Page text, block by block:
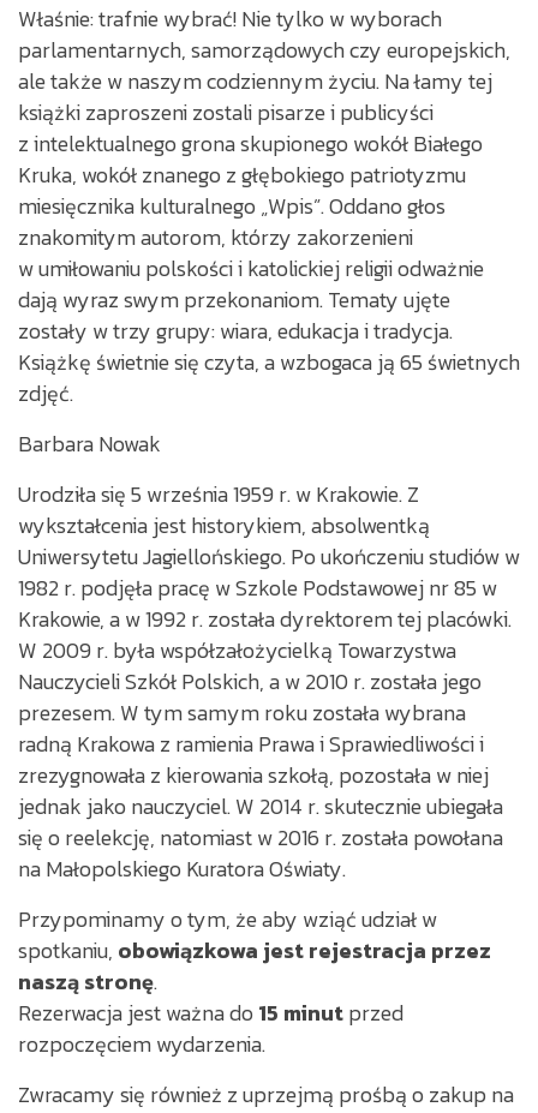
Właśnie: trafnie wybrać! Nie tylko w wyborach
parlamentarnych, samorządowych czy europejskich,
ale także w naszym codziennym życiu. Na łamy tej
książki zaproszeni zostali pisarze i publicyści
z intelektualnego grona skupionego wokół Białego
Kruka, wokół znanego z głębokiego patriotyzmu
miesięcznika kulturalnego „Wpis”. Oddano głos
znakomitym autorom, którzy zakorzenieni
w umiłowaniu polskości i katolickiej religii odważnie
dają wyraz swym przekonaniom. Tematy ujęte
zostały w trzy grupy: wiara, edukacja i tradycja.
Książkę świetnie się czyta, a wzbogaca ją 65 świetnych
zdjęć.
Barbara Nowak
Urodziła się 5 września 1959 r. w Krakowie. Z
wykształcenia jest historykiem, absolwentką
Uniwersytetu Jagiellońskiego. Po ukończeniu studiów w
1982 r. podjęła pracę w Szkole Podstawowej nr 85 w
Krakowie, a w 1992 r. została dyrektorem tej placówki.
W 2009 r. była współzałożycielką Towarzystwa
Nauczycieli Szkół Polskich, a w 2010 r. została jego
prezesem. W tym samym roku została wybrana
radną Krakowa z ramienia Prawa i Sprawiedliwości i
zrezygnowała z kierowania szkołą, pozostała w niej
jednak jako nauczyciel. W 2014 r. skutecznie ubiegała
się o reelekcję, natomiast w 2016 r. została powołana
na Małopolskiego Kuratora Oświaty.
Przypominamy o tym, że aby wziąć udział w
spotkaniu, obowiązkowa jest rejestracja przez
naszą stronę.
Rezerwacja jest ważna do 15 minutprzed
rozpoczęciem wydarzenia.
Zwracamy się również z uprzejmą prośbą o zakup na